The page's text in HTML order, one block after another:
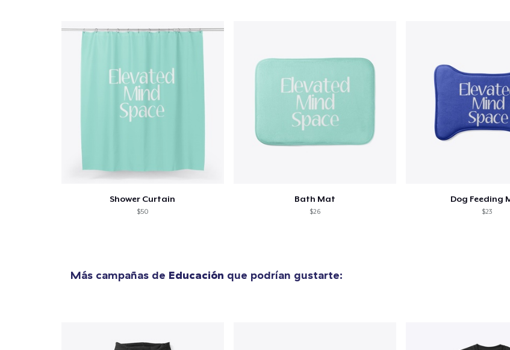
Shower Curtain
$50
Bath Mat
$26
Dog Feeding
$23
Más campañas de Educación que podrían gustarte:
Finalizar y pagar pedido